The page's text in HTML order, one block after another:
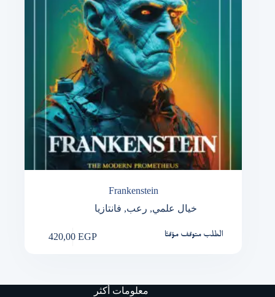
Frankenstein
خيال علمي, رعب, فانتازيا
420,00EGP الطلب متوقف مؤقتًا
معلومات أكثر